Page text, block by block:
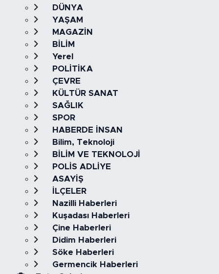
DÜNYA
YAŞAM
MAGAZİN
BİLİM
Yerel
POLİTİKA
ÇEVRE
KÜLTÜR SANAT
SAĞLIK
SPOR
HABERDE İNSAN
Bilim, Teknoloji
BİLİM VE TEKNOLOJİ
POLİS ADLİYE
ASAYİŞ
İLÇELER
Nazilli Haberleri
Kuşadası Haberleri
Çine Haberleri
Didim Haberleri
Söke Haberleri
Germencik Haberleri